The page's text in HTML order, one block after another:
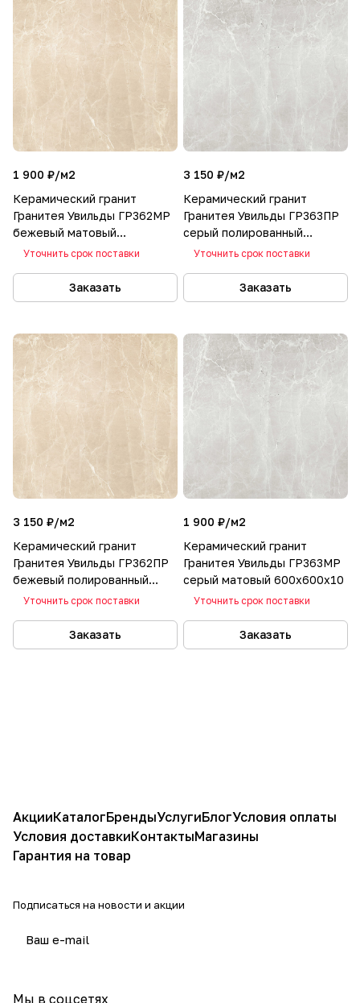
1 900 ₽/м2
Керамический гранит
Гранитея Увильды ГР362МР
бежевый матовый
600х600x10
Уточнить срок поставки
Заказать
3 150 ₽/м2
Керамический гранит
Гранитея Увильды ГР363ПР
серый полированный
600х600x10
Уточнить срок поставки
Заказать
3 150 ₽/м2
Керамический гранит
Гранитея Увильды ГР362ПР
бежевый полированный
600х600x10
Уточнить срок поставки
Заказать
1 900 ₽/м2
Керамический гранит
Гранитея Увильды ГР363МР
серый матовый 600х600x10
Уточнить срок поставки
Заказать
АкцииКаталогБрендыУслугиБлогУсловия оплаты
Условия доставкиКонтактыМагазины
Гарантия на товар
Подписаться на новости и акции
Мы в соцсетях